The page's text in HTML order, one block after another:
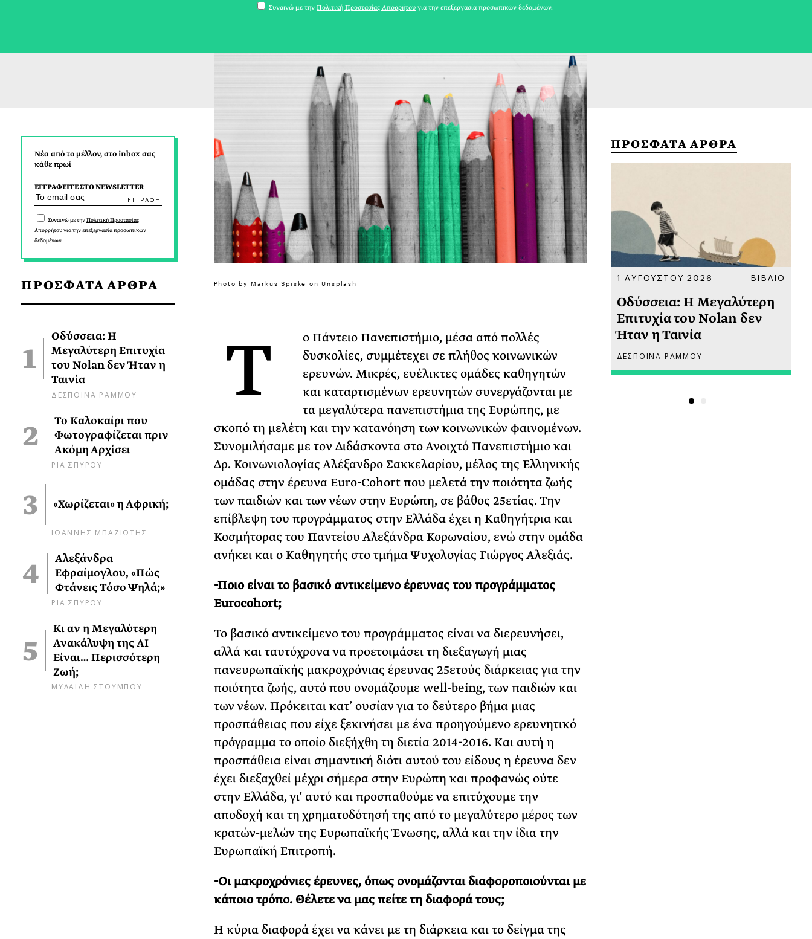
Νέα από το μέλλον, στο inbox σας
κάθε πρωί
ΕΓΓΡΑΦΕΙΤΕ ΣΤΟ NEWSLETTER
Συναινώ με τηνΠολιτική Προστασίας
Απορρήτουγια την επεξεργασία προσωπικών
δεδομένων.
ΠΡΟΣΦΑΤΑ ΑΡΘΡΑ
Οδύσσεια: Η
Μεγαλύτερη Επιτυχία
του Nolan δεν Ήταν η
Ταινία
ΔΕΣΠΟΙΝΑ ΡΑΜΜΟΥ
Το Καλοκαίρι που
Φωτογραφίζεται πριν
Ακόμη Αρχίσει
ΡΙΑ ΣΠΥΡΟΥ
«Χωρίζεται» η Αφρική;
ΙΩΑΝΝΗΣ ΜΠΑΖΙΩΤΗΣ
Αλεξάνδρα
Εφραίμογλου, «Πώς
Φτάνεις Τόσο Ψηλά;»
ΡΙΑ ΣΠΥΡΟΥ
Κι αν η Μεγαλύτερη
Ανακάλυψη της AI
Είναι… Περισσότερη
Ζωή;
ΜΥΛΑΙΔΗ ΣΤΟΥΜΠΟΥ
Photo by Markus Spiske on Unsplash
Τ
ο Πάντειο Πανεπιστήμιο, μέσα από πολλές
δυσκολίες, συμμέτεχει σε πλήθος κοινωνικών
ερευνών. Μικρές, ευέλικτες ομάδες καθηγητών
και καταρτισμένων ερευνητών συνεργάζονται με
τα μεγαλύτερα πανεπιστήμια της Ευρώπης, με
σκοπό τη μελέτη και την κατανόηση των κοινωνικών φαινομένων.
Συνομιλήσαμε με τον Διδάσκοντα στο Ανοιχτό Πανεπιστήμιο και
Δρ. Κοινωνιολογίας Αλέξανδρο Σακκελαρίου, μέλος της Ελληνικής
ομάδας στην έρευνα Euro-Cohort που μελετά την ποιότητα ζωής
των παιδιών και των νέων στην Ευρώπη, σε βάθος 25ετίας. Την
επίβλεψη του προγράμματος στην Ελλάδα έχει η Καθηγήτρια και
Κοσμήτορας του Παντείου Αλεξάνδρα Κορωναίου, ενώ στην ομάδα
ανήκει και ο Καθηγητής στο τμήμα Ψυχολογίας Γιώργος Αλεξιάς.
-Ποιο είναι το βασικό αντικείμενο έρευνας του προγράμματος
Eurocohort;
Το βασικό αντικείμενο του προγράμματος είναι να διερευνήσει,
αλλά και ταυτόχρονα να προετοιμάσει τη διεξαγωγή μιας
πανευρωπαϊκής μακροχρόνιας έρευνας 25ετούς διάρκειας για την
ποιότητα ζωής, αυτό που ονομάζουμε well-being, των παιδιών και
των νέων. Πρόκειται κατ’ ουσίαν για το δεύτερο βήμα μιας
προσπάθειας που είχε ξεκινήσει με ένα προηγούμενο ερευνητικό
πρόγραμμα το οποίο διεξήχθη τη διετία 2014-2016. Και αυτή η
προσπάθεια είναι σημαντική διότι αυτού του είδους η έρευνα δεν
έχει διεξαχθεί μέχρι σήμερα στην Ευρώπη και προφανώς ούτε
στην Ελλάδα, γι’ αυτό και προσπαθούμε να επιτύχουμε την
αποδοχή και τη χρηματοδότησή της από το μεγαλύτερο μέρος των
κρατών-μελών της Ευρωπαϊκής Ένωσης, αλλά και την ίδια την
Ευρωπαϊκή Επιτροπή.
-Οι μακροχρόνιες έρευνες, όπως ονομάζονται διαφοροποιούνται με
κάποιο τρόπο. Θέλετε να μας πείτε τη διαφορά τους;
Η κύρια διαφορά έχει να κάνει με τη διάρκεια και το δείγμα της
ΠΡΟΣΦΑΤΑ ΑΡΘΡΑ
Ακόμη Αρχίσει
ΡΙΑ ΣΠΥΡΟΥ
1 ΑΥΓΟΥΣΤΟΥ 2026 ΒΙΒΛΙΟ
Οδύσσεια: Η Μεγαλύτερη
Επιτυχία του Nolan δεν
Ήταν η Ταινία
ΔΕΣΠΟΙΝΑ ΡΑΜΜΟΥ
Συναινώ με την Πολιτική Προστασίας Απορρήτου για την επεξεργασία προσωπικών δεδομένων.